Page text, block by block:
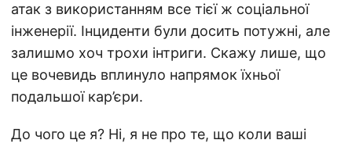
атак з використанням все тієї ж соціальної
інженерії. Інциденти були досить потужні, але
залишмо хоч трохи інтриги. Скажу лише, що
це вочевидь вплинуло напрямок їхньої
подальшої кар’єри.
До чого це я? Ні, я не про те, що коли ваші